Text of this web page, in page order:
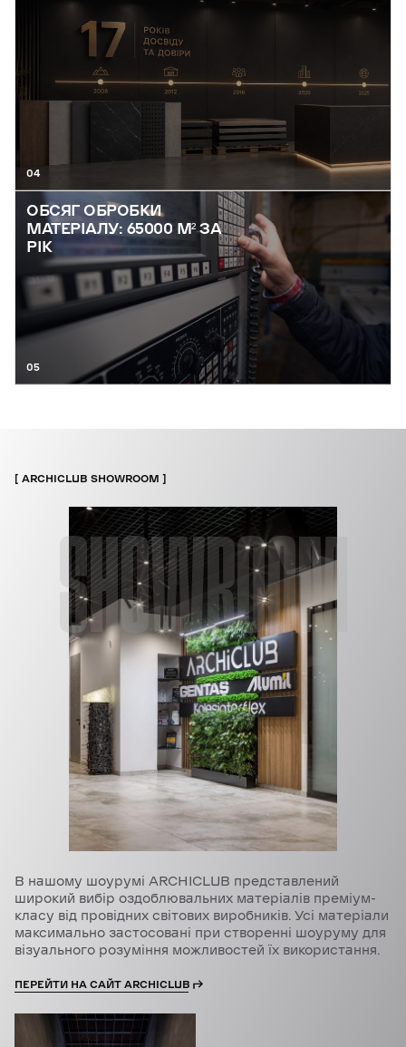
04
ОБСЯГ ОБРОБКИ
МАТЕРІАЛУ: 65000 М² ЗА
РІК
05
SHOWROOM
ARCHICLUB SHOWROOM
В нашому шоурумі ARCHICLUB представлений
широкий вибір оздоблювальних матеріалів преміум-
класу від провідних світових виробників. Усі матеріали
максимально застосовані при створенні шоуруму для
візуального розуміння можливостей їх використання.
ПЕРЕЙТИ НА САЙТ ARCHICLUB